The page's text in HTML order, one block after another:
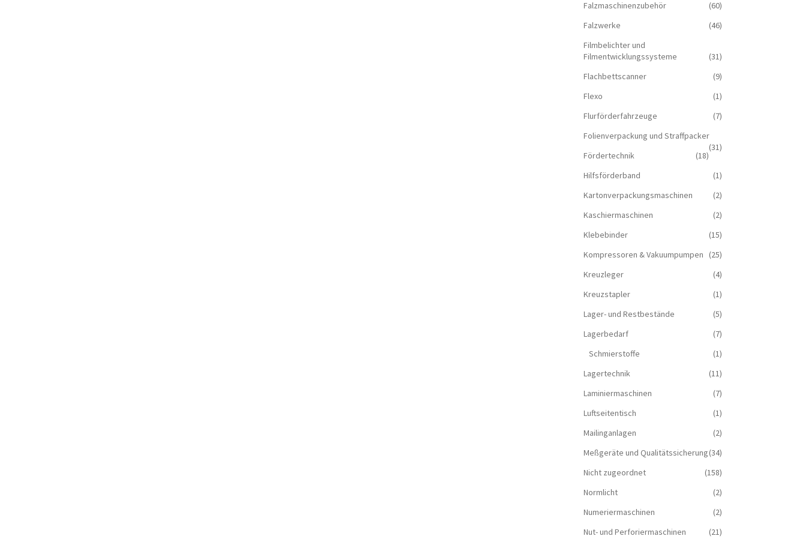
Falzmaschinenzubehör
(60)
Falzwerke
(46)
Filmbelichter und
Filmentwicklungssysteme
(31)
Flachbettscanner
(9)
Flexo
(1)
Flurförderfahrzeuge
(7)
Folienverpackung und Straffpacker
(31)
Fördertechnik
(18)
Hilfsförderband
(1)
Kartonverpackungsmaschinen
(2)
Kaschiermaschinen
(2)
Klebebinder
(15)
Kompressoren & Vakuum­pumpen
(25)
Kreuzleger
(4)
Kreuzstapler
(1)
Lager- und Restbestände
(5)
Lagerbedarf
(7)
Schmierstoffe
(1)
Lagertechnik
(11)
Laminiermaschinen
(7)
Luftseitentisch
(1)
Mailinganlagen
(2)
Meßgeräte und Qualitätssicherung(34)
Nicht zugeordnet
(158)
Normlicht
(2)
Numeriermaschinen
(2)
Nut- und Perforiermaschinen
(21)